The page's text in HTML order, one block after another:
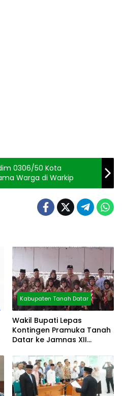
0306/50 Kota
Warga di Warkip
Kabupaten Tanah Datar
Wakil Bupati Lepas
Kontingen Pramuka Tanah
Datar ke Jamnas XII